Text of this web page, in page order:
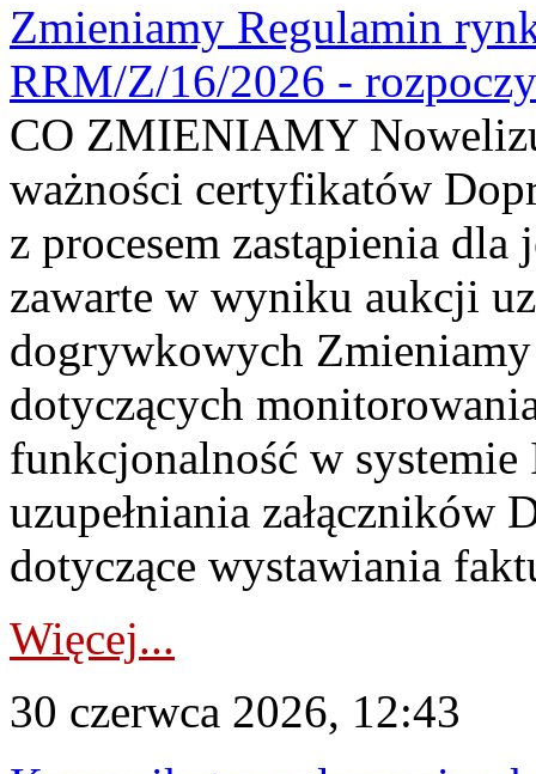
Zmieniamy Regulamin
RRM/Z/16/2026 -
CO ZMIENIAMY
ważności certyfikatów
z procesem zastąpienia
zawarte w wyniku aukcji
dogrywkowych Zmieniamy
dotyczących
funkcjonalność w
uzupełniania załączników
dotyczące wystawiania
Więcej...
30 czerwca 2026, 12:43